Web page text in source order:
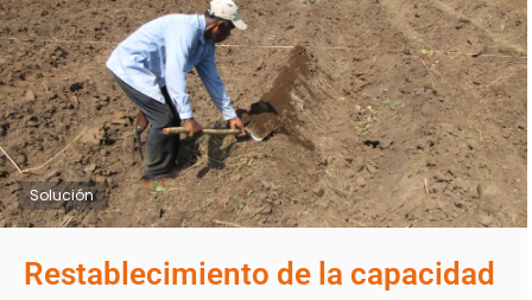
Solución
Restablecimiento de la capacidad